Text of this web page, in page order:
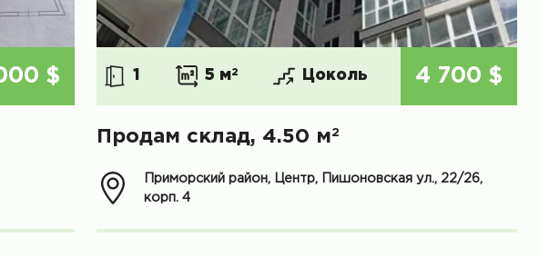
$ 1 5 м2 Цоколь 4 700 $
Продам склад, 4.50 м2
Приморский район, Центр, Пишоновская ул., 22/26,
корп. 4